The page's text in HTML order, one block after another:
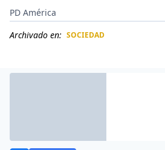
PD América
Archivado en: SOCIEDAD